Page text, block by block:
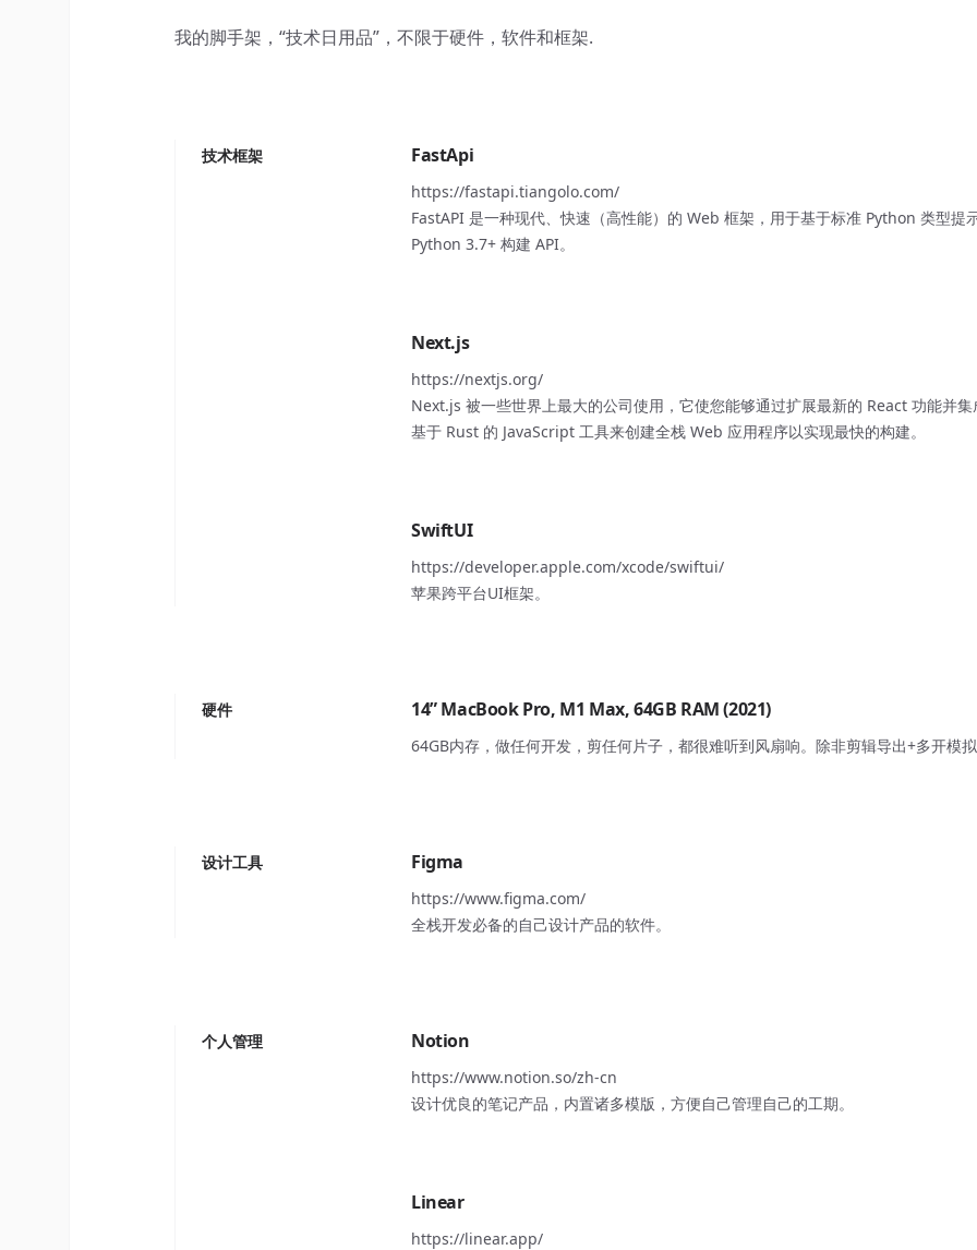
我的脚手架，“技术日用品”，不限于硬件，软件和框架.
技术框架 FastApi
https://fastapi.tiangolo.com/
FastAPI 是一种现代、快速（高性能）的 Web 框架，用于基于标准 Python 类型提
Python 3.7+ 构建 API。
Next.js
https://nextjs.org/
Next.js 被一些世界上最大的公司使用，它使您能够通过扩展最新的 React 功能并集
基于 Rust 的 JavaScript 工具来创建全栈 Web 应用程序以实现最快的构建。
SwiftUI
https://developer.apple.com/xcode/swiftui/
苹果跨平台UI框架。
硬件 14” MacBook Pro, M1 Max, 64GB RAM (2021)
64GB内存，做任何开发，剪任何片子，都很难听到风扇响。除非剪辑导出+多开模
设计工具 Figma
https://www.figma.com/
全栈开发必备的自己设计产品的软件。
个人管理 Notion
https://www.notion.so/zh-cn
设计优良的笔记产品，内置诸多模版，方便自己管理自己的工期。
Linear
https://linear.app/